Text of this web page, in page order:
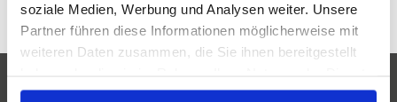
soziale Medien, Werbung und Analysen weiter. Unsere
Partner führen diese Informationen möglicherweise mit
weiteren Daten zusammen, die Sie ihnen bereitgestellt
gesammelt haben.